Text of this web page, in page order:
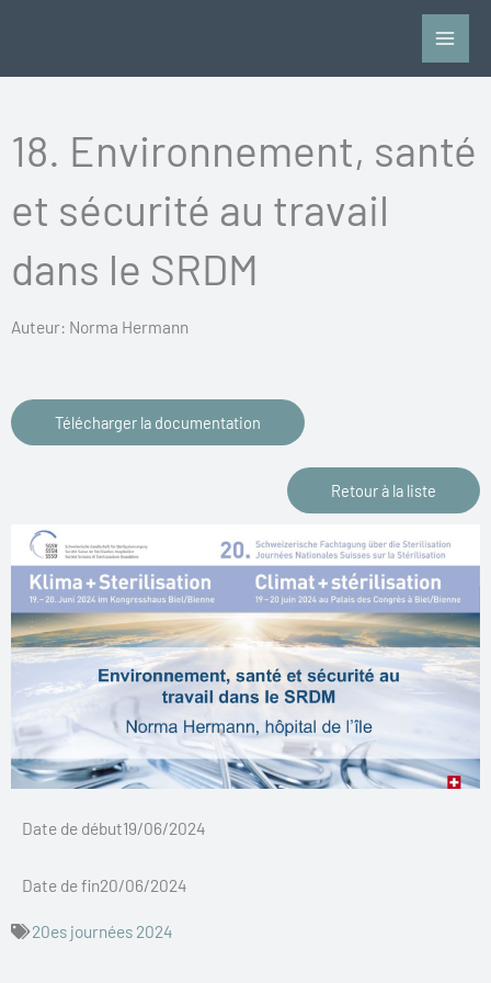
18. Environnement, santé
et sécurité au travail
dans le SRDM
Auteur: Norma Hermann
Télécharger la documentation
Retour à la liste
Date de début19/06/2024
Date de fin20/06/2024
20es journées 2024